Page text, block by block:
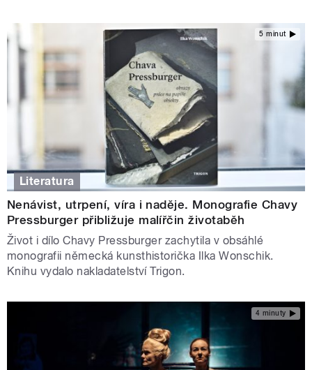
5 minut
Literatura
Nenávist, utrpení, víra i naděje. Monografie Chavy
Pressburger přibližuje malířčin životaběh
Život i dílo Chavy Pressburger zachytila v obsáhlé
monografii německá kunsthistorička Ilka Wonschik.
Knihu vydalo nakladatelství Trigon.
4 minuty